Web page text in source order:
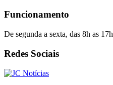
Funcionamento
De segunda a sexta, das 8h as 17h
Redes Sociais